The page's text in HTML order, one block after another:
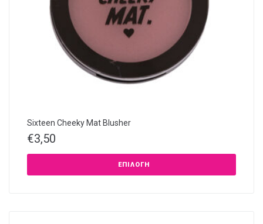
Sixteen Cheeky Mat Blusher
€3,50
ΕΠΙΛΟΓΉ